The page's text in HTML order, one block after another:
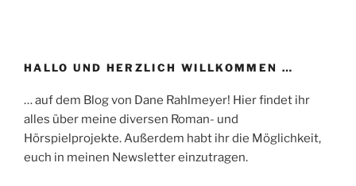
HALLO UND HERZLICH WILLKOMMEN …
… auf dem Blog von Dane Rahlmeyer! Hier findet ihr
alles über meine diversen Roman- und
Hörspielprojekte. Außerdem habt ihr die Möglichkeit,
euch in meinen Newsletter einzutragen.